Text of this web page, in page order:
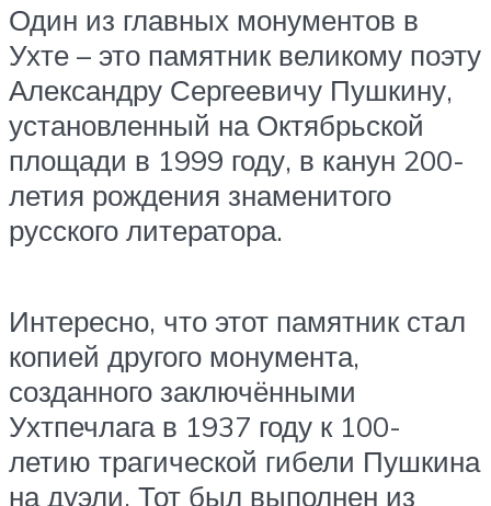
Один из главных монументов в
Ухте – это памятник великому поэту
Александру Сергеевичу Пушкину,
установленный на Октябрьской
площади в 1999 году, в канун 200-
летия рождения знаменитого
русского литератора.
Интересно, что этот памятник стал
копией другого монумента,
созданного заключёнными
Ухтпечлага в 1937 году к 100-
летию трагической гибели Пушкина
на дуэли. Тот был выполнен из